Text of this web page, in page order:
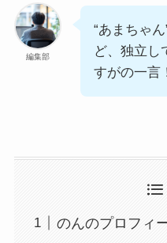
編集部
“あまちゃ
ど、独立し
すがの一言
のんのプロフィ